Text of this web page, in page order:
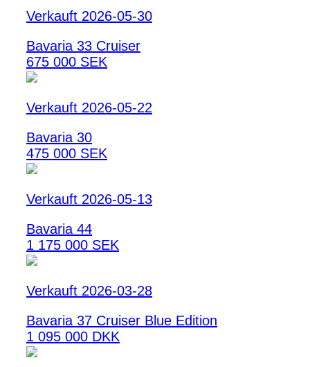
Verkauft 2026-05-30
Bavaria 33 Cruiser
675 000 SEK
Verkauft 2026-05-22
Bavaria 30
475 000 SEK
Verkauft 2026-05-13
Bavaria 44
1 175 000 SEK
Verkauft 2026-03-28
Bavaria 37 Cruiser Blue Edition
1 095 000 DKK